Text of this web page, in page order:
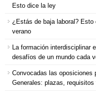
Esto dice la ley
¿Estás de baja laboral?
verano
La formación interdisciplinar
desafíos de un mundo cada
Convocadas las oposiciones
Generales: plazas,